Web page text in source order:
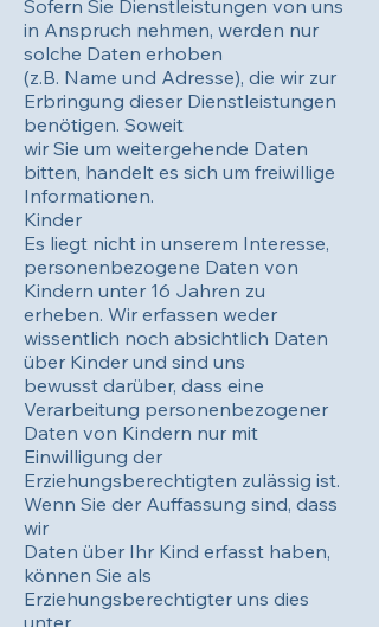
Sofern Sie Dienstleistungen von uns
in Anspruch nehmen, werden nur
solche Daten erhoben
(z.B. Name und Adresse), die wir zur
Erbringung dieser Dienstleistungen
benötigen. Soweit
wir Sie um weitergehende Daten
bitten, handelt es sich um freiwillige
Informationen.
Kinder
Es liegt nicht in unserem Interesse,
personenbezogene Daten von
Kindern unter 16 Jahren zu
erheben. Wir erfassen weder
wissentlich noch absichtlich Daten
über Kinder und sind uns
bewusst darüber, dass eine
Verarbeitung personenbezogener
Daten von Kindern nur mit
Einwilligung der
Erziehungsberechtigten zulässig ist.
Wenn Sie der Auffassung sind, dass
wir
Daten über Ihr Kind erfasst haben,
können Sie als
Erziehungsberechtigter uns dies
unter